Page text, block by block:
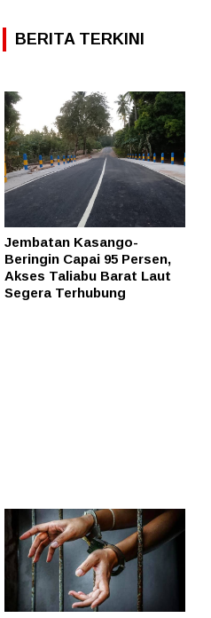
BERITA TERKINI
Jembatan Kasango-
Beringin Capai 95 Persen,
Akses Taliabu Barat Laut
Segera Terhubung